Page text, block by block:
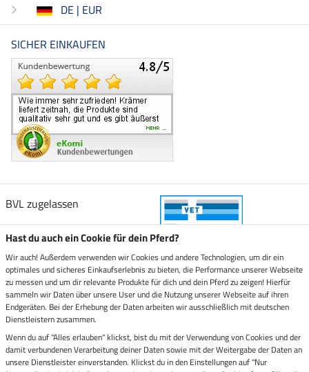
DE | EUR
SICHER EINKAUFEN
BVL zugelassen
Zustellung durch
Sicher bezahlen mit
Rechnung Vorkasse
Hast du auch ein Cookie für dein Pferd?
Wir auch! Außerdem verwenden wir Cookies und andere Technologien, um dir ein
optimales und sicheres Einkaufserlebnis zu bieten, die Performance unserer Webseite
zu messen und um dir relevante Produkte für dich und dein Pferd zu zeigen! Hierfür
sammeln wir Daten über unsere User und die Nutzung unserer Webseite auf ihren
Endgeräten. Bei der Erhebung der Daten arbeiten wir ausschließlich mit deutschen
Dienstleistern zusammen.
Wenn du auf "Alles erlauben" klickst, bist du mit der Verwendung von Cookies und der
damit verbundenen Verarbeitung deiner Daten sowie mit der Weitergabe der Daten an
unsere Dienstleister einverstanden. Klickst du in den Einstellungen auf "Nur